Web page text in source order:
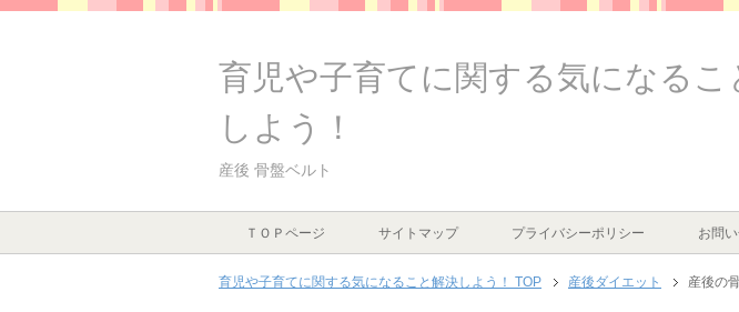
育児や子育てに関する気になるこ
しよう！
産後 骨盤ベルト
ＴＯＰページ サイトマップ プライバシーポリシー お問
育児や子育てに関する気になること解決しよう！ TOP 産後ダイエット 産後の